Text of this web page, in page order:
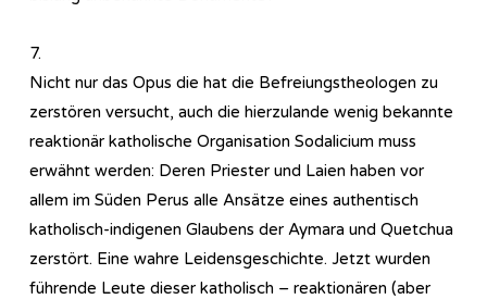
7.
Nicht nur das Opus die hat die Befreiungstheologen zu
zerstören versucht, auch die hierzulande wenig bekannte
reaktionär katholische Organisation Sodalicium muss
erwähnt werden: Deren Priester und Laien haben vor
allem im Süden Perus alle Ansätze eines authentisch
katholisch-indigenen Glaubens der Aymara und Quetchua
zerstört. Eine wahre Leidensgeschichte. Jetzt wurden
führende Leute dieser katholisch – reaktionären (aber